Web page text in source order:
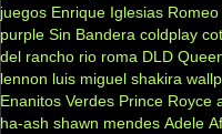
juegos Enrique Iglesias
purple Sin Bandera coldplay
del rancho rio roma DLD
lennon luis miguel shakira
Enanitos Verdes Prince Royce
ha-ash shawn mendes Adele